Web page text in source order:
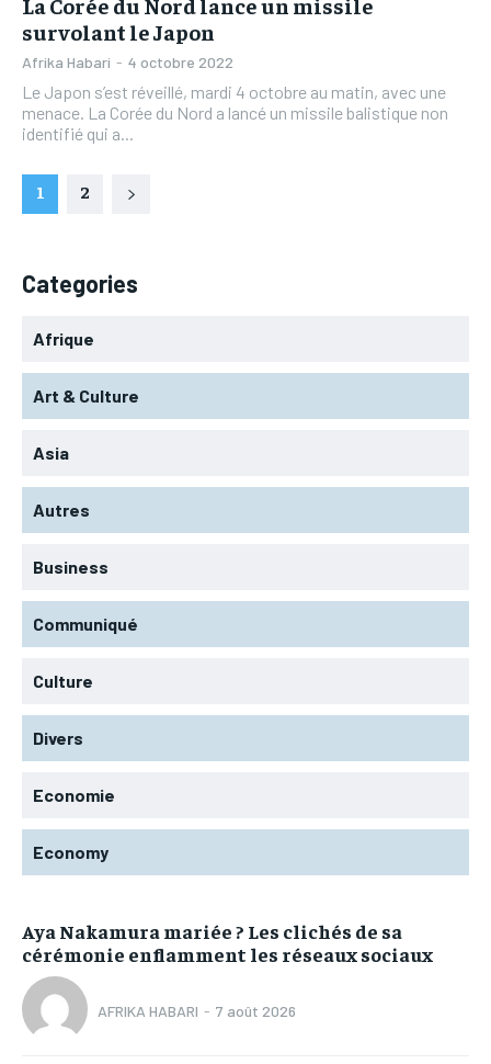
survolant le Japon
Afrika Habari - 4 octobre 2022
Le Japon s’est réveillé, mardi 4 octobre au matin, avec une
menace. La Corée du Nord a lancé un missile balistique non
identifié qui a...
1 2
Categories
Afrique
Art & Culture
Asia
Autres
Business
Communiqué
Culture
Divers
Economie
Economy
Aya Nakamura mariée ? Les clichés de sa
cérémonie enflamment les réseaux sociaux
AFRIKA HABARI - 7 août 2026